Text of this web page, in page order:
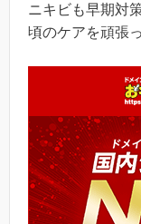
ニキビも早期対
頃のケアを頑張